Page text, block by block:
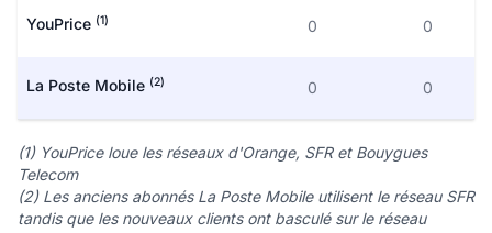
YouPrice (1) 0 0
La Poste Mobile (2) 0 0
(1) YouPrice loue les réseaux d'Orange, SFR et Bouygues
Telecom
(2) Les anciens abonnés La Poste Mobile utilisent le réseau SFR
tandis que les nouveaux clients ont basculé sur le réseau